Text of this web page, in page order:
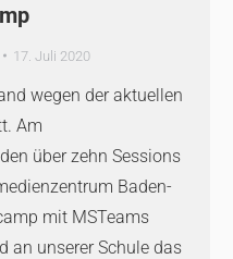
17. Juli 2020
wegen der aktuellen
Am
über zehn Sessions
Baden-
mit MSTeams
an unserer Schule das